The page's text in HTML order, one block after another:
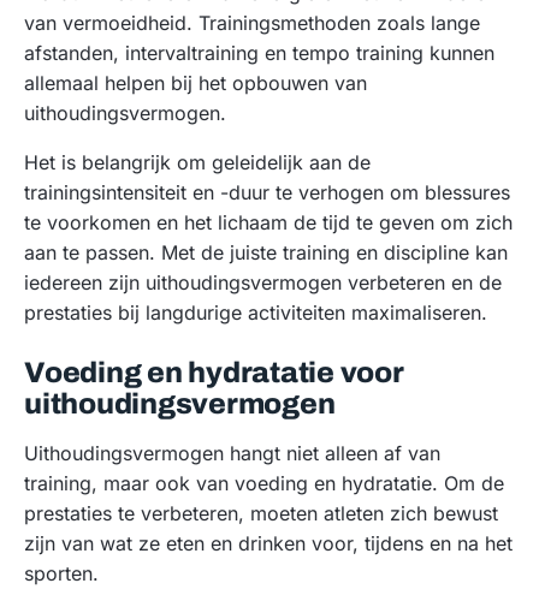
van vermoeidheid. Trainingsmethoden zoals lange
afstanden, intervaltraining en tempo training kunnen
allemaal helpen bij het opbouwen van
uithoudingsvermogen.
Het is belangrijk om geleidelijk aan de
trainingsintensiteit en -duur te verhogen om blessures
te voorkomen en het lichaam de tijd te geven om zich
aan te passen. Met de juiste training en discipline kan
iedereen zijn uithoudingsvermogen verbeteren en de
prestaties bij langdurige activiteiten maximaliseren.
Voeding en hydratatie voor
uithoudingsvermogen
Uithoudingsvermogen hangt niet alleen af van
training, maar ook van voeding en hydratatie. Om de
prestaties te verbeteren, moeten atleten zich bewust
zijn van wat ze eten en drinken voor, tijdens en na het
sporten.